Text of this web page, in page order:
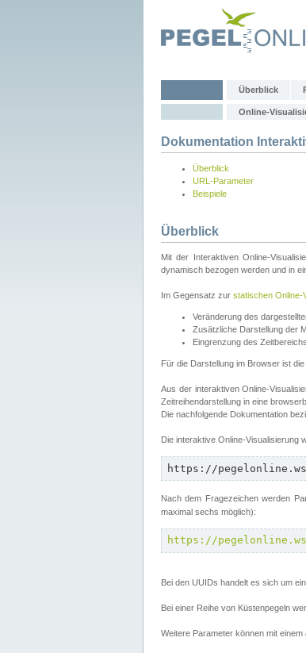
Überblick
Online-
Dokumentation
Überblick
URL-Parameter
Beispiele
Überblick
Mit der Interaktiven Online-
dynamisch bezogen werden und in
Im Gegensatz zur statischen Online-
Veränderung des
Zusätzliche Darstellung der
Eingrenzung des
Für die Darstellung im Browser ist
Aus der interaktiven Online-
Zeitreihendarstellung in eine
Die nachfolgende Dokumentation
Die interaktive Online-Visualisierung
https://
Nach dem Fragezeichen werden
maximal sechs möglich):
https://
Bei den UUIDs handelt es sich um
Bei einer Reihe von Küstenpegeln
Weitere Parameter können mit